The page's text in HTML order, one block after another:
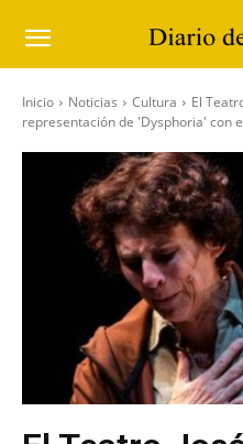
Inicio Noticias Cultura
El
representación de 'Dysphoria' con